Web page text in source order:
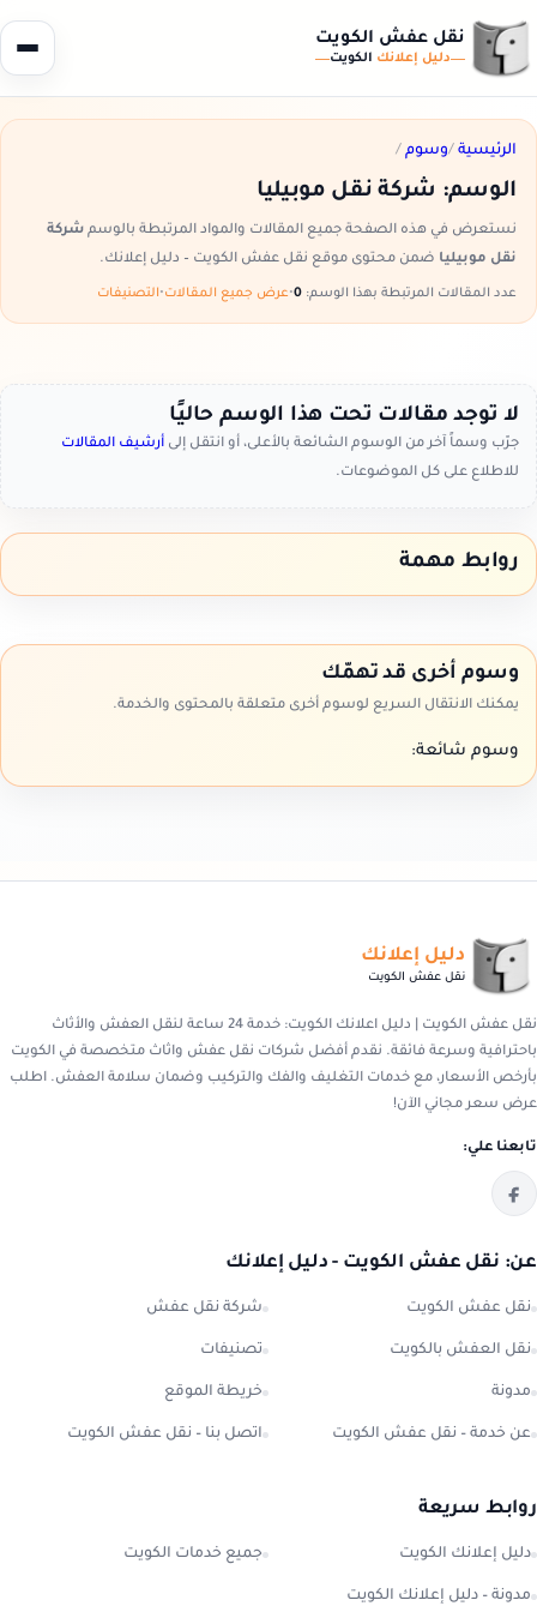
نقل عفش الكويت
دليل إعلانك الكويت
الرئيسية /وسوم /
الوسم: شركة نقل موبيليا
نستعرض في هذه الصفحة جميع المقالات والمواد المرتبطة بالوسم شركة
نقل موبيليا ضمن محتوى موقع نقل عفش الكويت – دليل إعلانك.
عدد المقالات المرتبطة بهذا الوسم: •عرض جميع المقالات•التصنيفات
لا توجد مقالات تحت هذا الوسم حاليًا
جرّب وسماً آخر من الوسوم الشائعة بالأعلى، أو انتقل إلى أرشيف المقالات
للاطلاع على كل الموضوعات.
روابط مهمة
وسوم أخرى قد تهمّك
يمكنك الانتقال السريع لوسوم أخرى متعلقة بالمحتوى والخدمة.
وسوم شائعة:
دليل إعلانك
نقل عفش الكويت
نقل عفش الكويت | دليل اعلانك الكويت: خدمة 24 ساعة لنقل العفش والأثاث
باحترافية وسرعة فائقة. نقدم أفضل شركات نقل عفش واثاث متخصصة في الكويت
بأرخص الأسعار، مع خدمات التغليف والفك والتركيب وضمان سلامة العفش. اطلب
عرض سعر مجاني الآن!
تابعنا علي:
عن: نقل عفش الكويت - دليل إعلانك
نقل عفش الكويت شركة نقل عفش
نقل العفش بالكويت تصنيفات
مدونة خريطة الموقع
عن خدمة – نقل عفش الكويت اتصل بنا – نقل عفش الكويت
روابط سريعة
دليل إعلانك الكويت جميع خدمات الكويت
مدونة – دليل إعلانك الكويت